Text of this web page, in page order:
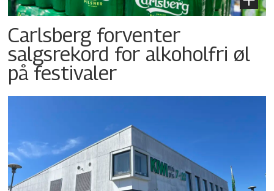
Carlsberg forventer
salgsrekord for alkoholfri øl
på festivaler